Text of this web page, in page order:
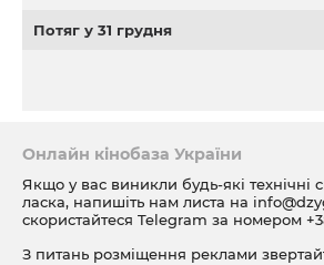
Потяг у 31 грудня
Онлайн кінобаза України
Якщо у вас виникли будь-які технічні
ласка, напишіть нам листа на
скористайтеся Telegram за номером
З питань розміщення реклами